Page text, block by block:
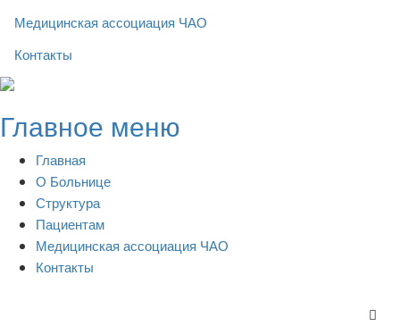
Медицинская ассоциация ЧАО
Контакты
Skip
content
Главное меню
Главная
О Больнице
Структура
Пациентам
Медицинская ассоциация ЧАО
Контакты